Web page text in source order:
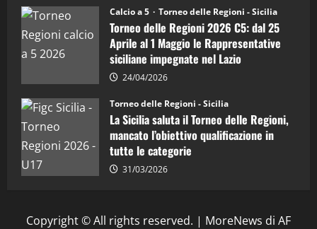
Calcio a 5 Torneo delle Regioni - Sicilia
Torneo delle Regioni 2026 C5: dal 25
Aprile al 1 Maggio le Rappresentative
siciliane impegnate nel Lazio
24/04/2026
Torneo delle Regioni - Sicilia
La Sicilia saluta il Torneo delle Regioni,
mancato l’obiettivo qualificazione in
tutte le categorie
31/03/2026
Copyright © All rights reserved. | MoreNews di AF